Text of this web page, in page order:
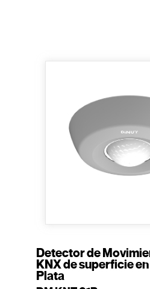
Detector de
KNX de superficie
Plata